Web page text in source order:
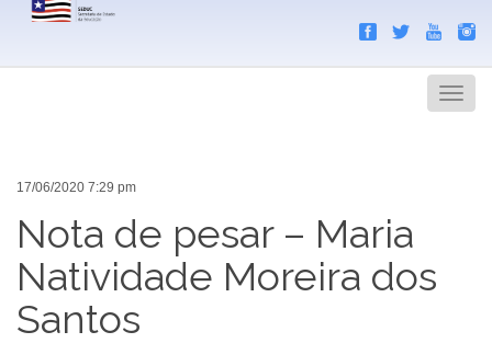
Menu
17/06/2020 7:29 pm
Nota de pesar – Maria
Natividade Moreira dos
Santos